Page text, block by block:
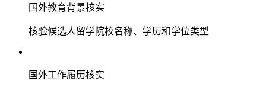
国外教育背景核实
核验候选人留学院校名称、学历和学位类型
国外工作履历核实